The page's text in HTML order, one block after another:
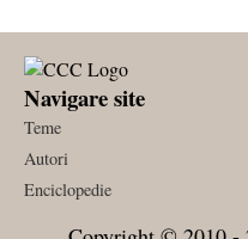
Navigare site
Teme
Autori
Enciclopedie